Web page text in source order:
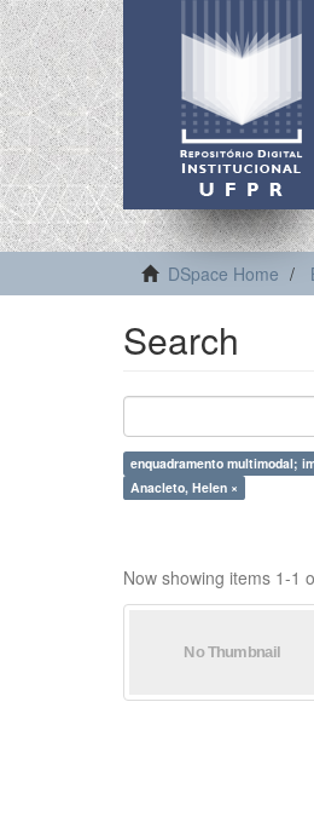
DSpace Home
Search
enquadramento multimodal;
Anacleto, Helen ×
Now showing items 1-1